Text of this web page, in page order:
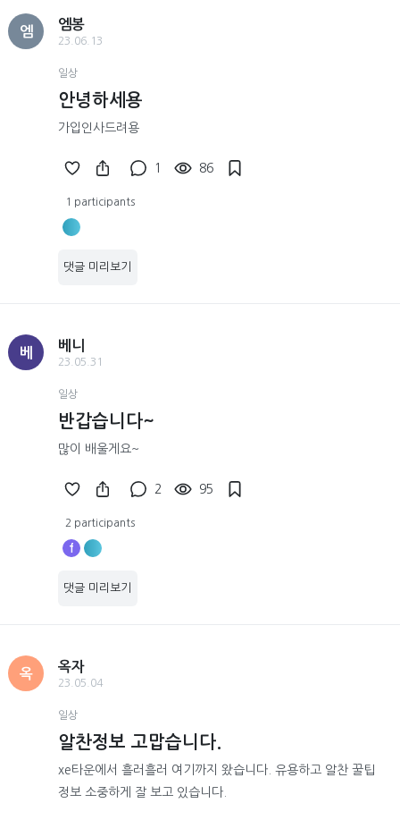
엠
엠봉
23.06.13
일상
안녕하세용
가입인사드려용
1 86
1 participants
댓글 미리보기
베
베니
23.05.31
일상
반갑습니다~
많이 배울게요~
2 95
2 participants
f
댓글 미리보기
옥
옥자
23.05.04
일상
알찬정보 고맙습니다.
xe타운에서 흘러흘러 여기까지 왔습니다. 유용하고 알찬 꿀팁
정보 소중하게 잘 보고 있습니다.